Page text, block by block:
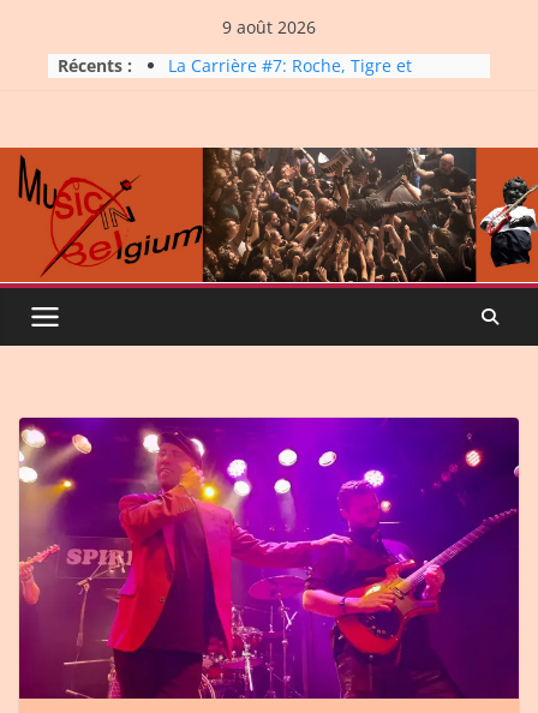
content
9 août 2026
Récents :
La Carrière #7: Roche, Tigre et
Micro Festival #16, maxi line-
Dynatop3 – 26 juillet 2026